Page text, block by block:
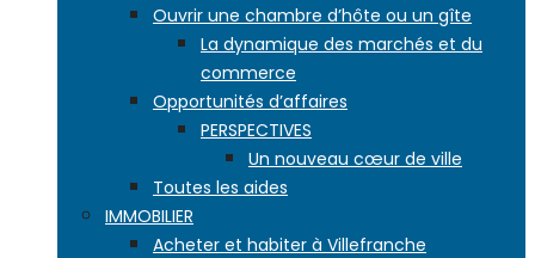
Ouvrir une chambre d’hôte ou un gîte
La dynamique des marchés et du
commerce
Opportunités d’affaires
PERSPECTIVES
Un nouveau cœur de ville
Toutes les aides
IMMOBILIER
Acheter et habiter à Villefranche